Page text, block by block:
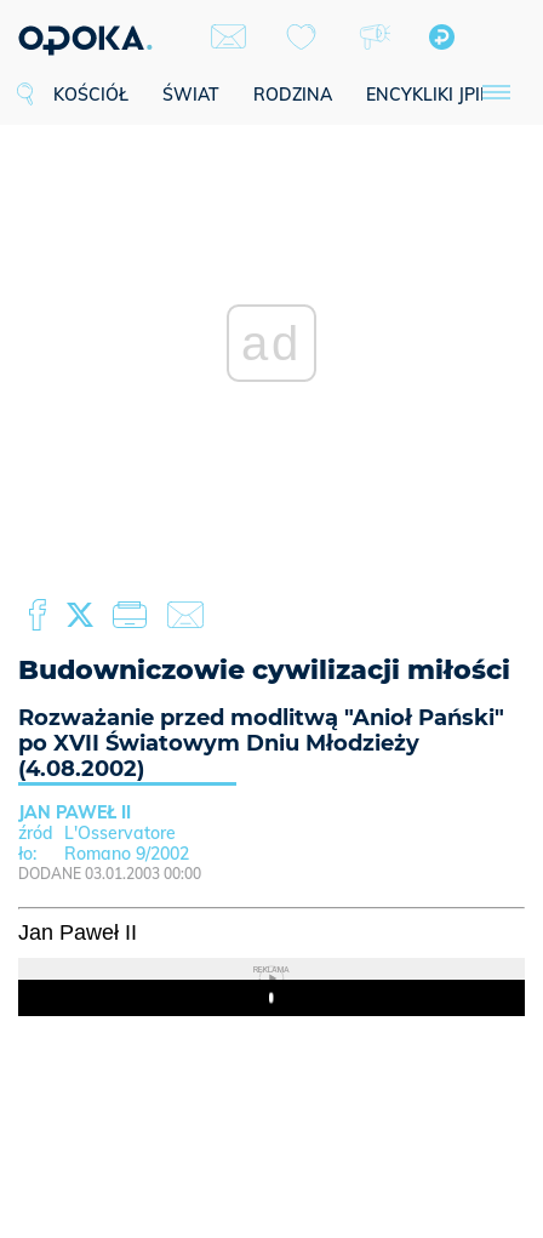
KOŚCIÓŁ ŚWIAT RODZINA ENCYKLIKI JPII
ad
Budowniczowie cywilizacji miłości
Rozważanie przed modlitwą "Anioł Pański"
po XVII Światowym Dniu Młodzieży
(4.08.2002)
JAN PAWEŁ II
L'Osservatore
Romano 9/2002
DODANE 03.01.2003 00:00
Jan Paweł II
REKLAMA
Play